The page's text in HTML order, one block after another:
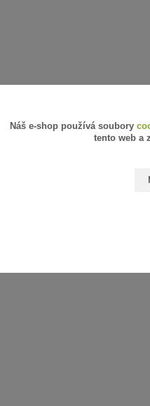
Náš e-shop používá soubory
tento web a